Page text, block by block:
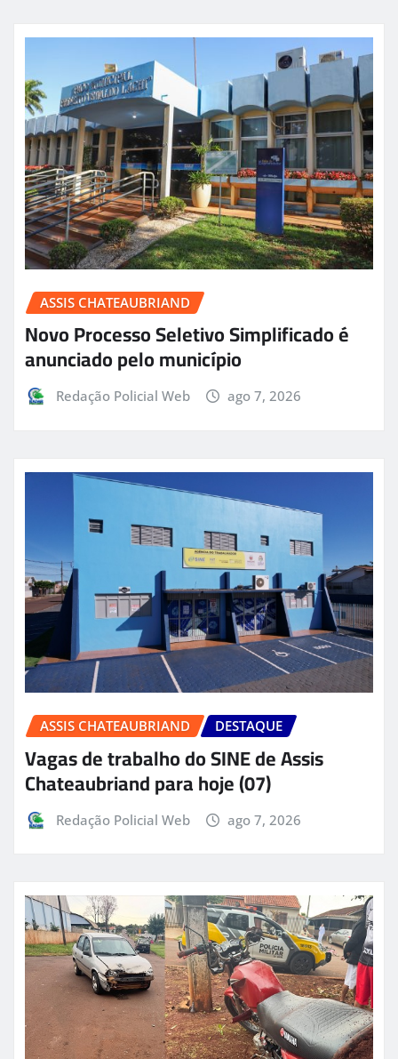
ASSIS CHATEAUBRIAND
Novo Processo Seletivo Simplificado é
anunciado pelo município
Redação Policial Web ago 7, 2026
ASSIS CHATEAUBRIAND DESTAQUE
Vagas de trabalho do SINE de Assis
Chateaubriand para hoje (07)
Redação Policial Web ago 7, 2026